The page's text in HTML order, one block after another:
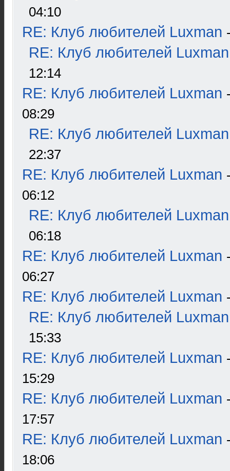
04:10
RE: Клуб любителей Luxman
RE: Клуб любителей Luxman
12:14
RE: Клуб любителей Luxman
08:29
RE: Клуб любителей Luxman
22:37
RE: Клуб любителей Luxman
06:12
RE: Клуб любителей Luxman
06:18
RE: Клуб любителей Luxman
06:27
RE: Клуб любителей Luxman
RE: Клуб любителей Luxman
15:33
RE: Клуб любителей Luxman
15:29
RE: Клуб любителей Luxman
17:57
RE: Клуб любителей Luxman
18:06